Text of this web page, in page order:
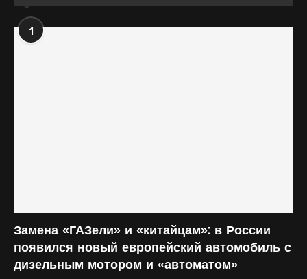
1
Замена «ГАЗели» и «китайцам»: в России
появился новый европейский автомобиль с
дизельным мотором и «автоматом»